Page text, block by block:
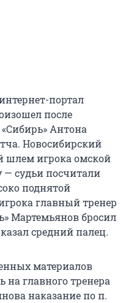
портал
после
Антона
Новосибирский
шлем игрока омской
— судьи посчитали
поднятой
главный тренер
Мартемьянов бросил
средний палец.
материалов
главного тренера
наказание по п.